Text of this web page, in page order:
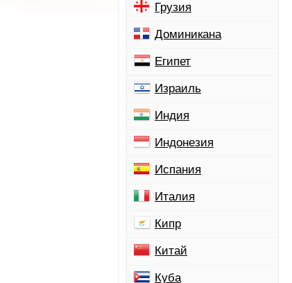
Грузия
Доминикана
Египет
Израиль
Индия
Индонезия
Испания
Италия
Кипр
Китай
Куба